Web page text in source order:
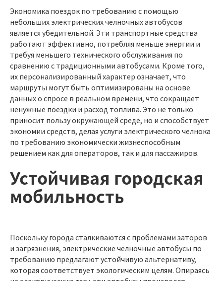
Экономика поездок по требованию с помощью
небольших электрических челночных автобусов
является убедительной. Эти транспортные средства
работают эффективно, потребляя меньше энергии и
требуя меньшего технического обслуживания по
сравнению с традиционными автобусами. Кроме того,
их персонализированный характер означает, что
маршруты могут быть оптимизированы на основе
данных о спросе в реальном времени, что сокращает
ненужные поездки и расход топлива. Это не только
приносит пользу окружающей среде, но и способствует
экономии средств, делая услуги электрического челнока
по требованию экономически жизнеспособным
решением как для операторов, так и для пассажиров.
Устойчивая городская
мобильность
Поскольку города сталкиваются с проблемами заторов
и загрязнения, электрические челночные автобусы по
требованию предлагают устойчивую альтернативу,
которая соответствует экологическим целям. Опираясь